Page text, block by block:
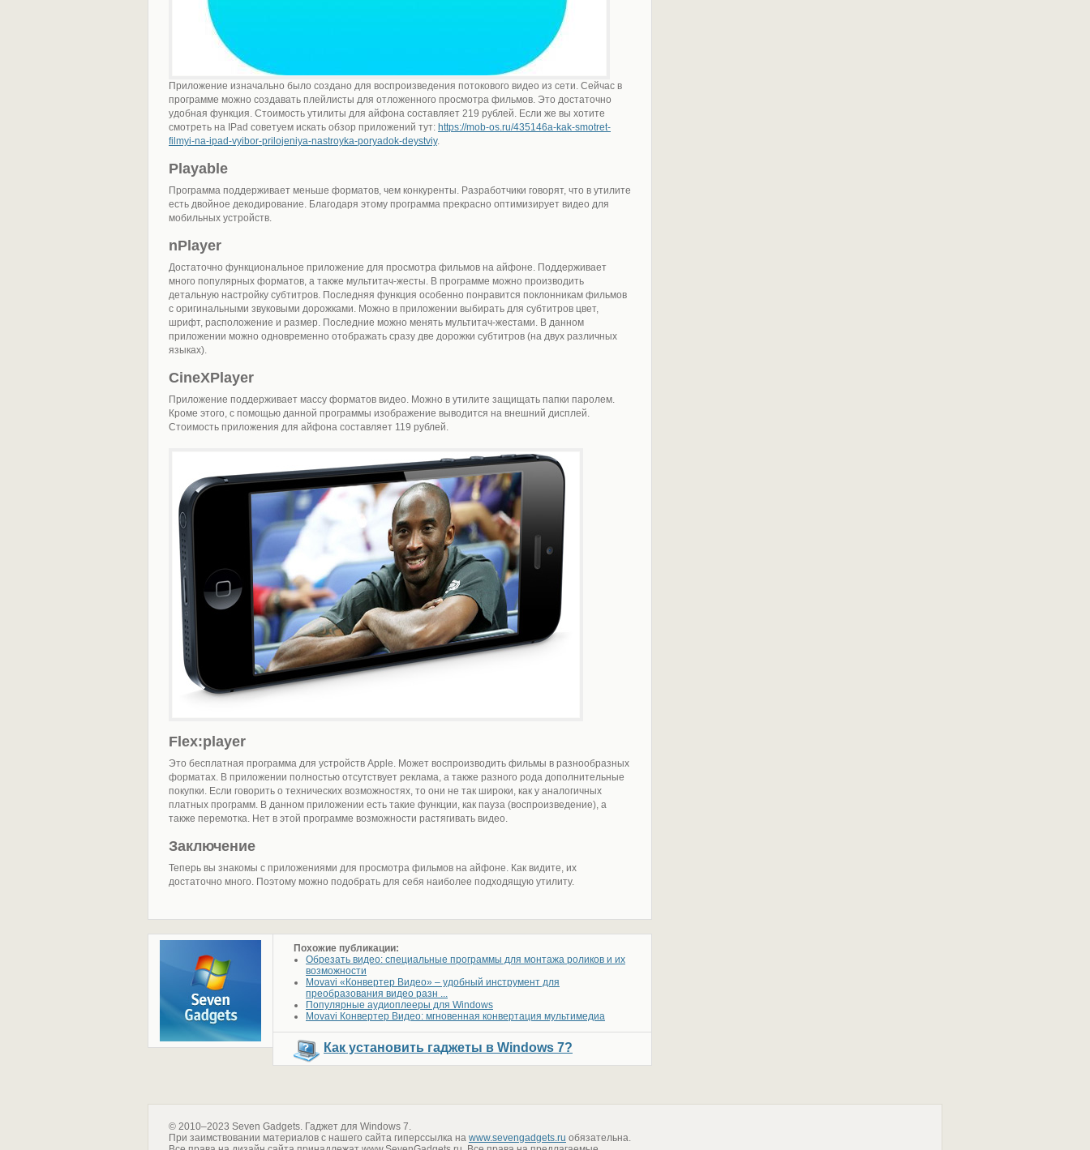
Приложение изначально было создано для воспроизведения потокового видео из сети. Сейчас в
программе можно создавать плейлисты для отложенного просмотра фильмов. Это достаточно
удобная функция. Стоимость утилиты для айфона составляет 219 рублей. Если же вы хотите
смотреть на IPad советуем искать обзор приложений тут: https://mob-os.ru/435146a-kak-smotret-
filmyi-na-ipad-vyibor-prilojeniya-nastroyka-poryadok-deystviy.
Playable
Программа поддерживает меньше форматов, чем конкуренты. Разработчики говорят, что в утилите
есть двойное декодирование. Благодаря этому программа прекрасно оптимизирует видео для
мобильных устройств.
nPlayer
Достаточно функциональное приложение для просмотра фильмов на айфоне. Поддерживает
много популярных форматов, а также мультитач-жесты. В программе можно производить
детальную настройку субтитров. Последняя функция особенно понравится поклонникам фильмов
с оригинальными звуковыми дорожками. Можно в приложении выбирать для субтитров цвет,
шрифт, расположение и размер. Последние можно менять мультитач-жестами. В данном
приложении можно одновременно отображать сразу две дорожки субтитров (на двух различных
языках).
CineXPlayer
Приложение поддерживает массу форматов видео. Можно в утилите защищать папки паролем.
Кроме этого, с помощью данной программы изображение выводится на внешний дисплей.
Стоимость приложения для айфона составляет 119 рублей.
Flex:player
Это бесплатная программа для устройств Apple. Может воспроизводить фильмы в разнообразных
форматах. В приложении полностью отсутствует реклама, а также разного рода дополнительные
покупки. Если говорить о технических возможностях, то они не так широки, как у аналогичных
платных программ. В данном приложении есть такие функции, как пауза (воспроизведение), а
также перемотка. Нет в этой программе возможности растягивать видео.
Заключение
Теперь вы знакомы с приложениями для просмотра фильмов на айфоне. Как видите, их
достаточно много. Поэтому можно подобрать для себя наиболее подходящую утилиту.
Похожие публикации:
Обрезать видео: специальные программы для монтажа роликов и их
возможности
Movavi «Конвертер Видео» – удобный инструмент для
преобразования видео разн ...
Популярные аудиоплееры для Windows
Movavi Конвертер Видео: мгновенная конвертация мультимедиа
Как установить гаджеты в Windows 7?
© 2010–2023 Seven Gadgets. Гаджет для Windows 7.
При заимствовании материалов с нашего сайта гиперссылка на www.sevengadgets.ru обязательна.